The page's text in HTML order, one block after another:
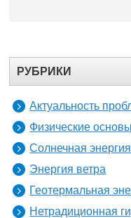
РУБРИКИ
Актуальность
Физические основы
Солнечная энергия
Энергия ветра
Геотермальная
Нетрадиционная